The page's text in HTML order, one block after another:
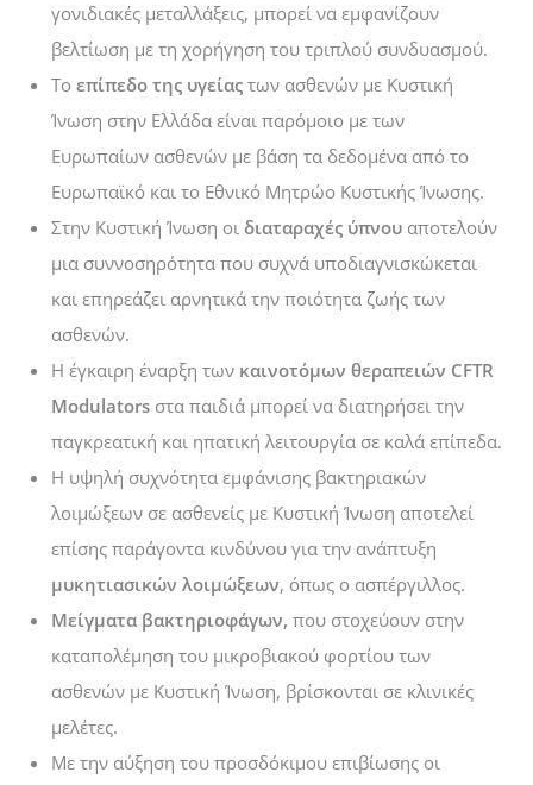
γονιδιακές μεταλλάξεις, μπορεί να εμφανίζουν
βελτίωση με τη χορήγηση του τριπλού συνδυασμού.
Το επίπεδο της υγείας των ασθενών με Κυστική
Ίνωση στην Ελλάδα είναι παρόμοιο με των
Ευρωπαίων ασθενών με βάση τα δεδομένα από το
Ευρωπαϊκό και το Εθνικό Μητρώο Κυστικής Ίνωσης.
Στην Κυστική Ίνωση οι διαταραχές ύπνου αποτελούν
μια συννοσηρότητα που συχνά υποδιαγνισκώκεται
και επηρεάζει αρνητικά την ποιότητα ζωής των
ασθενών.
Η έγκαιρη έναρξη των καινοτόμων θεραπειών CFTR
Modulators στα παιδιά μπορεί να διατηρήσει την
παγκρεατική και ηπατική λειτουργία σε καλά επίπεδα.
Η υψηλή συχνότητα εμφάνισης βακτηριακών
λοιμώξεων σε ασθενείς με Κυστική Ίνωση αποτελεί
επίσης παράγοντα κινδύνου για την ανάπτυξη
μυκητιασικών λοιμώξεων, όπως ο ασπέργιλλος.
Μείγματα βακτηριοφάγων, που στοχεύουν στην
καταπολέμηση του μικροβιακού φορτίου των
ασθενών με Κυστική Ίνωση, βρίσκονται σε κλινικές
μελέτες.
Με την αύξηση του προσδόκιμου επιβίωσης οι